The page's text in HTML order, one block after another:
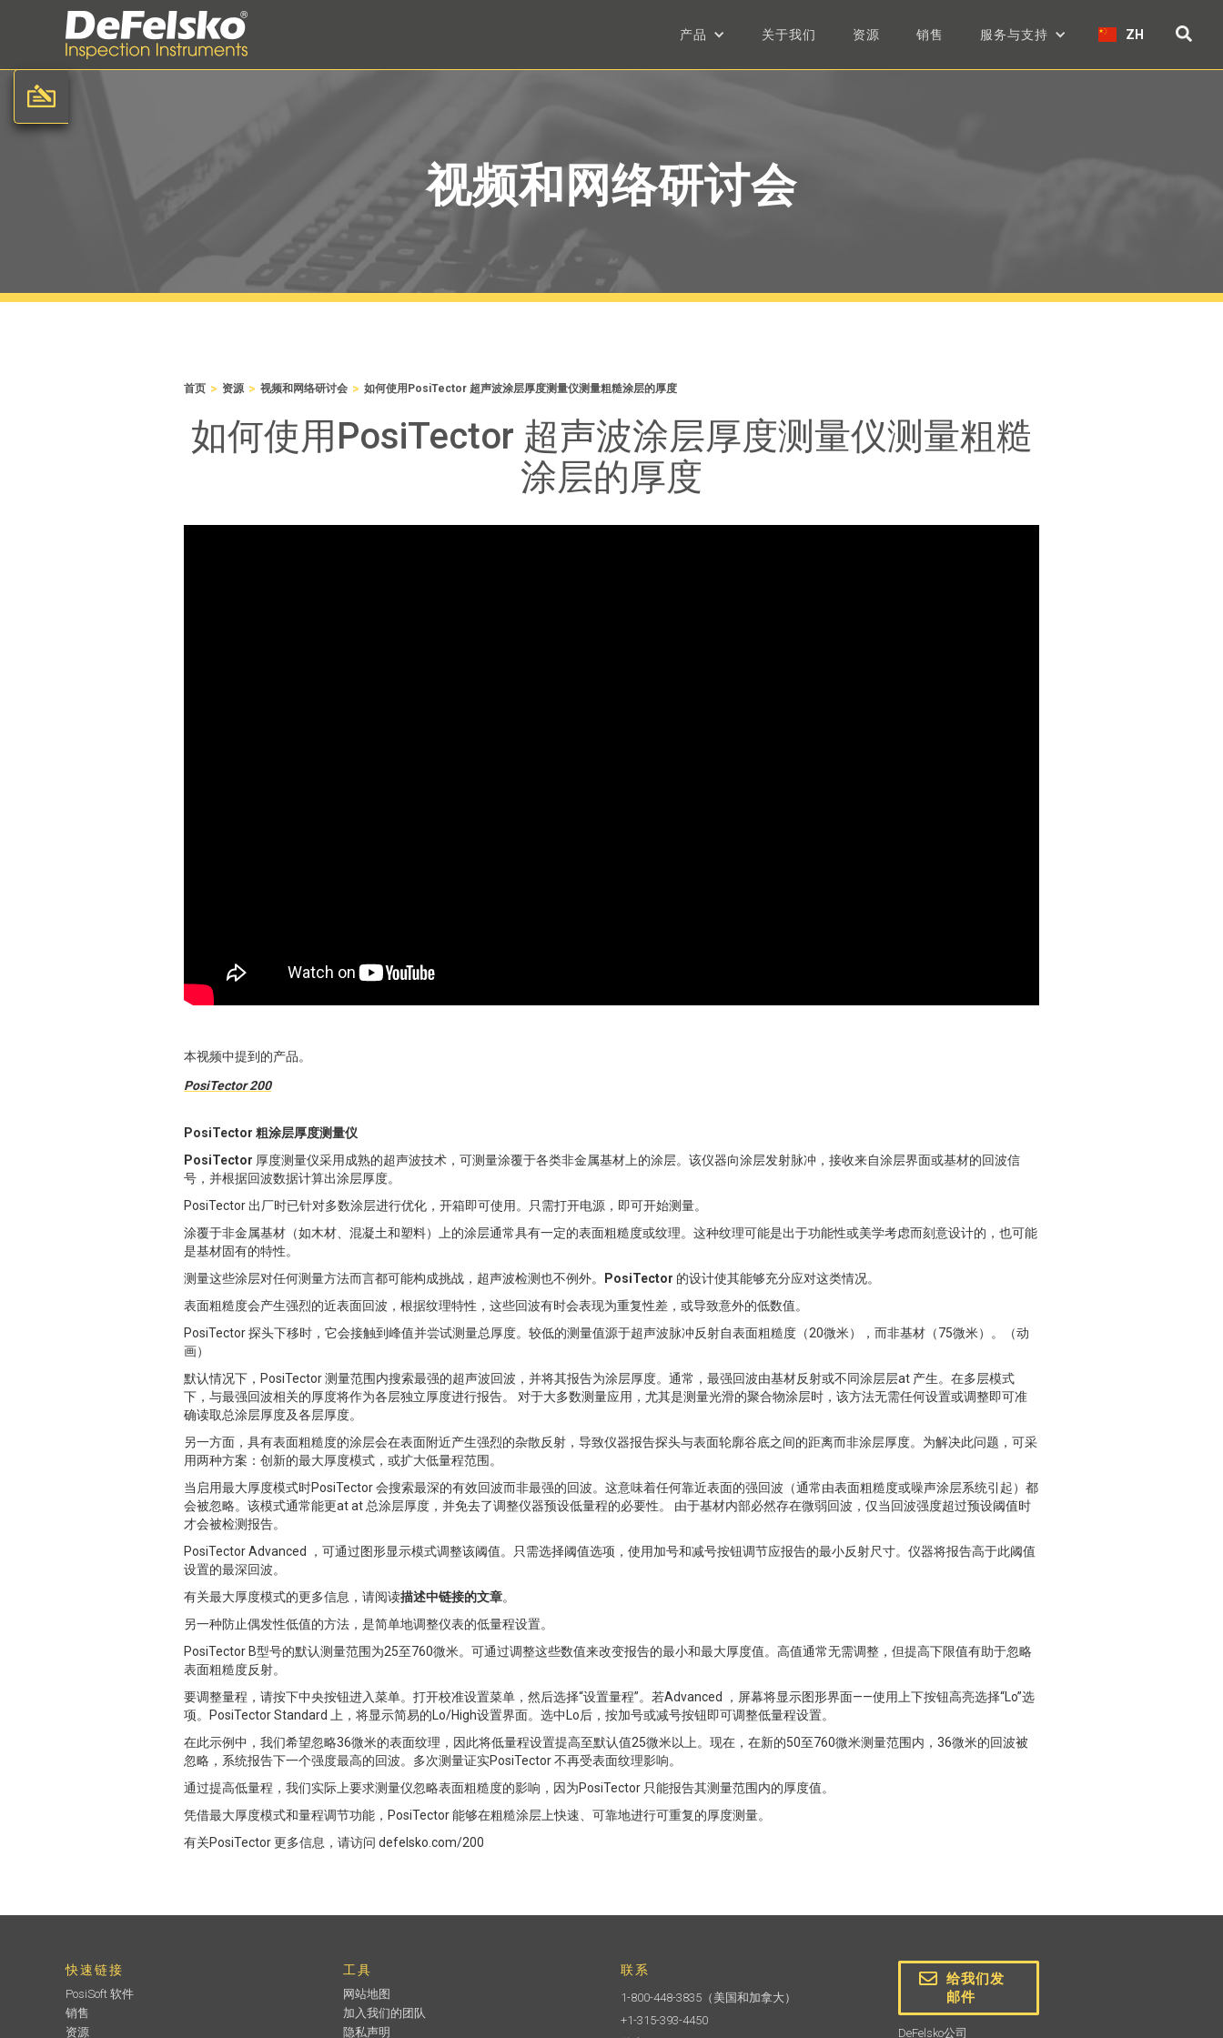
产品 关于我们 资源 销售 服务与支持 ZH
视频和网络研讨会
首页 > 资源 > 视频和网络研讨会 > 如何使用PosiTector 超声波涂层厚度测量仪测量粗糙涂层的厚度
如何使用PosiTector 超声波涂层厚度测量仪测量粗糙
涂层的厚度
本视频中提到的产品。
PosiTector 200
PosiTector 粗涂层厚度测量仪
PosiTector 厚度测量仪采用成熟的超声波技术，可测量涂覆于各类非金属基材上的涂层。该仪器向涂层发射脉冲，接收来自涂层界面或基材的回波信
号，并根据回波数据计算出涂层厚度。
PosiTector 出厂时已针对多数涂层进行优化，开箱即可使用。只需打开电源，即可开始测量。
涂覆于非金属基材（如木材、混凝土和塑料）上的涂层通常具有一定的表面粗糙度或纹理。这种纹理可能是出于功能性或美学考虑而刻意设计的，也可能
是基材固有的特性。
测量这些涂层对任何测量方法而言都可能构成挑战，超声波检测也不例外。
PosiTector 的设计使其能够充分应对这类情况。
表面粗糙度会产生强烈的近表面回波，根据纹理特性，这些回波有时会表现为重复性差，或导致意外的低数值。
PosiTector 探头下移时，它会接触到峰值并尝试测量总厚度。较低的测量值源于超声波脉冲反射自表面粗糙度（20微米），而非基材（75微米）。（动
画）
默认情况下，PosiTector 测量范围内搜索最强的超声波回波，并将其报告为涂层厚度。通常，最强回波由基材反射或不同涂层层at 产生。在多层模式
下，与最强回波相关的厚度将作为各层独立厚度进行报告。 对于大多数测量应用，尤其是测量光滑的聚合物涂层时，该方法无需任何设置或调整即可准
确读取总涂层厚度及各层厚度。
另一方面，具有表面粗糙度的涂层会在表面附近产生强烈的杂散反射，导致仪器报告探头与表面轮廓谷底之间的距离而非涂层厚度。为解决此问题，可采
用两种方案：创新的最大厚度模式，或扩大低量程范围。
当启用最大厚度模式时PosiTector 会搜索最深的有效回波而非最强的回波。这意味着任何靠近表面的强回波（通常由表面粗糙度或噪声涂层系统引起）都
会被忽略。该模式通常能更at at 总涂层厚度，并免去了调整仪器预设低量程的必要性。 由于基材内部必然存在微弱回波，仅当回波强度超过预设阈值时
才会被检测报告。
PosiTector Advanced ，可通过图形显示模式调整该阈值。只需选择阈值选项，使用加号和减号按钮调节应报告的最小反射尺寸。仪器将报告高于此阈值
设置的最深回波。
有关最大厚度模式的更多信息，请阅读描述中链接的文章。
另一种防止偶发性低值的方法，是简单地调整仪表的低量程设置。
PosiTector B型号的默认测量范围为25至760微米。可通过调整这些数值来改变报告的最小和最大厚度值。高值通常无需调整，但提高下限值有助于忽略
表面粗糙度反射。
要调整量程，请按下中央按钮进入菜单。打开校准设置菜单，然后选择“设置量程”。若Advanced ，屏幕将显示图形界面——使用上下按钮高亮选择“Lo”选
项。PosiTector Standard 上，将显示简易的Lo/High设置界面。选中Lo后，按加号或减号按钮即可调整低量程设置。
在此示例中，我们希望忽略36微米的表面纹理，因此将低量程设置提高至默认值25微米以上。现在，在新的50至760微米测量范围内，36微米的回波被
忽略，系统报告下一个强度最高的回波。多次测量证实PosiTector 不再受表面纹理影响。
通过提高低量程，我们实际上要求测量仪忽略表面粗糙度的影响，因为PosiTector 只能报告其测量范围内的厚度值。
凭借最大厚度模式和量程调节功能，PosiTector 能够在粗糙涂层上快速、可靠地进行可重复的厚度测量。
有关PosiTector 更多信息，请访问 defelsko.com/200
快速链接
PosiSoft 软件
销售
资源
工具
网站地图
加入我们的团队
隐私声明
联系
1-800-448-3835 （美国和加拿大）
+1-315-393-4450
给我们发
邮件
DeFelsko公司